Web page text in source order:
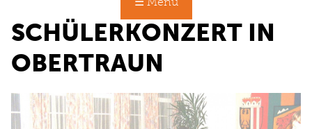
☰ Menu
SCHÜLERKONZERT IN
OBERTRAUN